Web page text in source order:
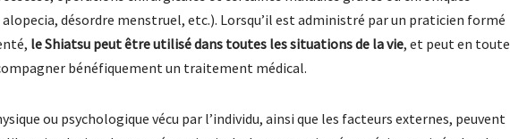
désordre menstruel, etc.). Lorsqu’il est administré par un praticien formé
le Shiatsu peut être utilisé dans toutes les situations de la vie, et peut en toute
bénéfiquement un traitement médical.
ou psychologique vécu par l’individu, ainsi que les facteurs externes, peuvent